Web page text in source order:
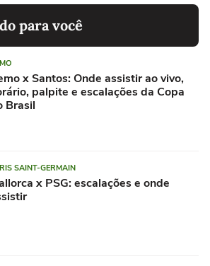
para você
x Santos: Onde assistir ao vivo,
palpite e escalações da Copa
Brasil
SAINT-GERMAIN
x PSG: escalações e onde